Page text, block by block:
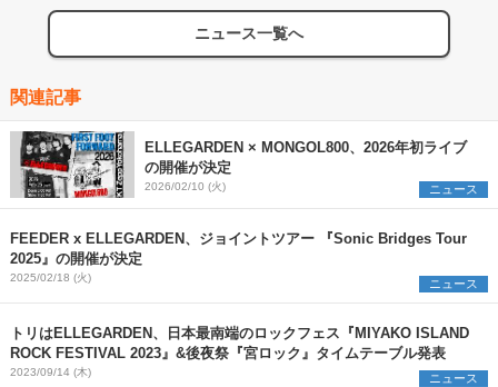
ニュース一覧へ
関連記事
ELLEGARDEN × MONGOL800、2026年初ライブ
の開催が決定
2026/02/10 (火) ニュース
FEEDER x ELLEGARDEN、ジョイントツアー 『Sonic Bridges Tour
2025』の開催が決定
2025/02/18 (火) ニュース
トリはELLEGARDEN、日本最南端のロックフェス『MIYAKO ISLAND
ROCK FESTIVAL 2023』&後夜祭『宮ロック』タイムテーブル発表
2023/09/14 (木) ニュース